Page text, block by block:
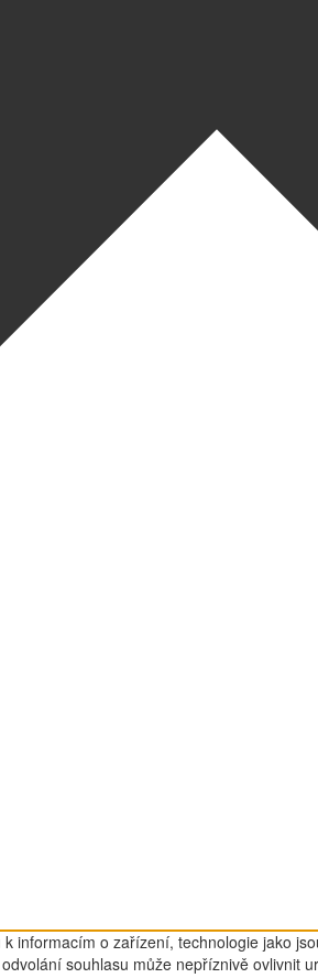
informacím o zařízení, technologie jako
souhlasu může nepříznivě ovlivnit